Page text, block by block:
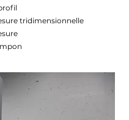
tridimensionnelle